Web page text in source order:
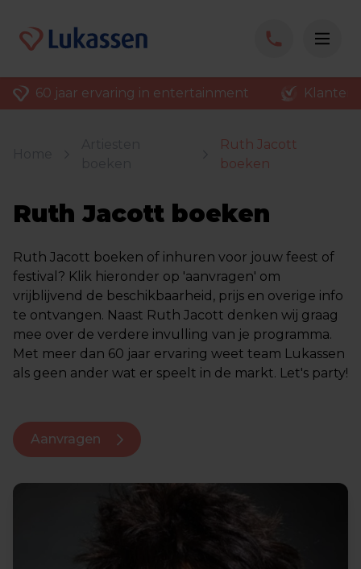
60 jaar ervaring in entertainment
Ruth Jacott
boeken
Ruth Jacott boeken
Ruth Jacott boeken of inhuren voor jouw feest of
festival? Klik hieronder op 'aanvragen' om
vrijblijvend de beschikbaarheid, prijs en overige info
te ontvangen. Naast Ruth Jacott denken wij graag
mee over de verdere invulling van je programma.
Met meer dan 60 jaar ervaring weet team Lukassen
als geen ander wat er speelt in de markt. Let's party!
Aanvragen